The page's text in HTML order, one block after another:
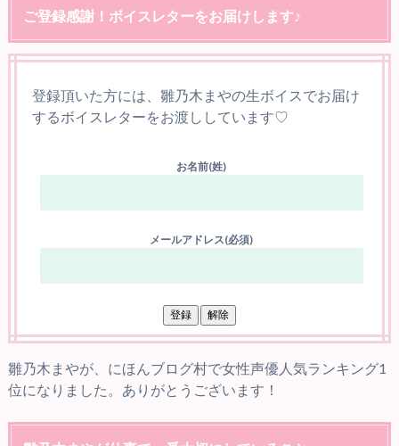
ご登録感謝！ボイスレターをお届けします♪
登録頂いた方には、雛乃木まやの生ボイスでお届け
するボイスレターをお渡ししています♡
お名前(姓)
メールアドレス(必須)
雛乃木まやが、にほんブログ村で女性声優人気ランキング1
位になりました。ありがとうございます！